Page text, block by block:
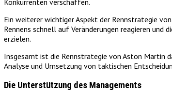
Konkurrenten verschaffen.
Ein weiterer wichtiger Aspekt der Rennstrategie
Rennens schnell auf Veränderungen reagieren und
erzielen.
Insgesamt ist die Rennstrategie von Aston Martin
Analyse und Umsetzung von taktischen
Die Unterstützung des Managements